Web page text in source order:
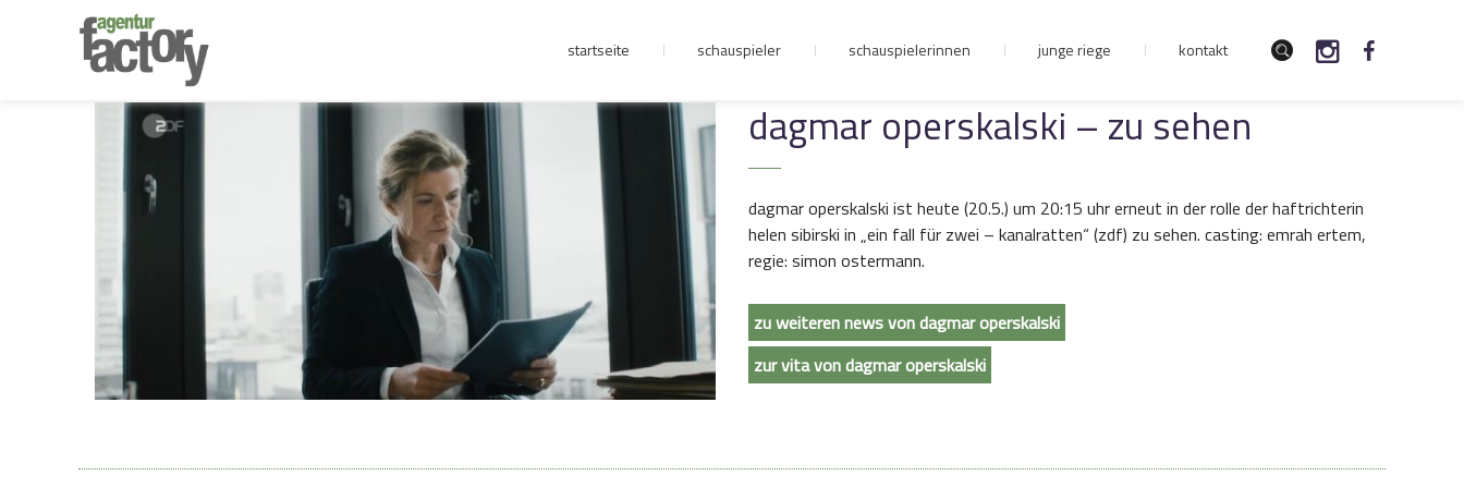
junge riege
kontakt
startseite schauspieler schauspielerinnen junge riege kontakt
dagmar operskalski – zu sehen
dagmar operskalski ist heute (20.5.) um 20:15 uhr erneut in der rolle der haftrichterin
helen sibirski in „ein fall für zwei – kanalratten“ (zdf) zu sehen. casting: emrah ertem,
regie: simon ostermann.
zu weiteren news von dagmar operskalski
zur vita von dagmar operskalski